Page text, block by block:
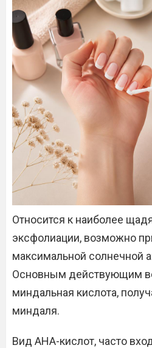
Относится к наиболее
эксфолиации, возможно
максимальной солнечной
Основным действующим
миндальная кислота,
миндаля.
Вид АНА-кислот, часто